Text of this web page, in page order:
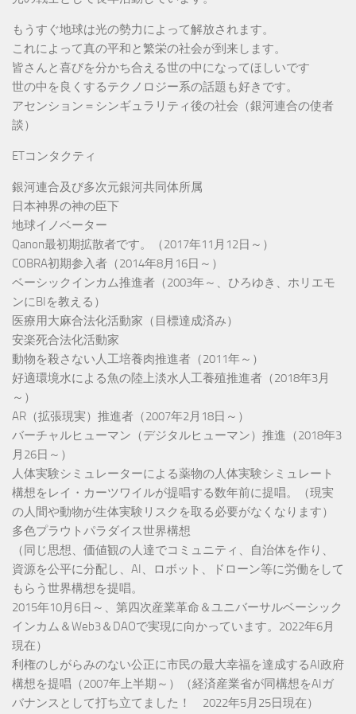
もうすぐ地球は光の勢力によって解放されます。
これによって真の平和と繁栄の社会が到来します。
皆さんと喜びを分かち合える世の中になってほしいです
世の中を良くするテクノロジー系の話題も好きです。
アセンション＝シンギュラリティ後の社会（銀河連合の使者
談）
ETコンタクティ
銀河連合及び多次元銀河共同体所属
日本神界の神の臣下
地球イノベーター
Qanon最初期拡散者です。（2017年11月12日～）
COBRA初期参入者（2014年8月16日～）
ベーシックインカム推進者（2003年～、ひろゆき、ホリエモ
ンにBIを教える）
医療用大麻合法化活動家（目標達成済み）
安楽死合法化活動家
動物を殺さない人工培養肉推進者（2011年～）
好適環境水による魚の陸上淡水人工養殖推進者（2018年3月
～）
AR（拡張現実）推進者（2007年2月18日～）
バーチャルヒューマン（デジタルヒューマン）推進（2018年3
月26日～）
人体実験シミュレーターによる薬物の人体実験シミュレート
構想をレイ・カーツワイルが提唱する数年前に提唱。（現実
の人間や動物が生体実験リスクを取る必要がなくなります）
多色プラウトパラダイス世界構想
（同じ思想、価値観の人達でコミュニティ、自治体を作り、
資源を公平に分配し、AI、ロボット、ドローン等に労働をして
もらう世界構想を提唱。
2015年10月6日～、第四次産業革命＆ユニバーサルベーシック
インカム＆Web3＆DAOで実現に向かっています。2022年6月
現在）
利権のしがらみのない公正に市民の最大幸福を達成するAI政府
構想を提唱（2007年上半期～）（経済産業省が同構想をAIガ
バナンスとして打ち立てました！ 2022年5月25日現在）